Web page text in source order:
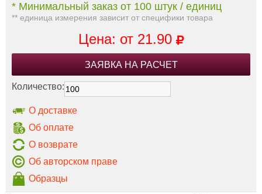
* Минимальный заказ от 100 штук / единиц
** единица измерения зависит от специфики товара
Цена: от 21.90
ЗАЯВКА НА РАСЧЕТ
Количество:
О доставке
Об оплате
О возврате
Об авторском праве
Образцы